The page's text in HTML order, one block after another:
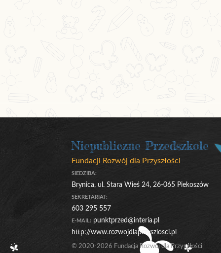
Niepubliczne Przedszkole
Fundacji Rozwój dla Przyszłości
SIEDZIBA:
Brynica, ul. Stara Wieś 24, 26-065 Piekoszów
SEKRETARIAT:
603 295 557
E-MAIL: punktprzed@interia.pl
http://www.rozwojdlaprzyszlosci.pl
© 2020-2026 Fundacja Rozwój dla Przyszłości